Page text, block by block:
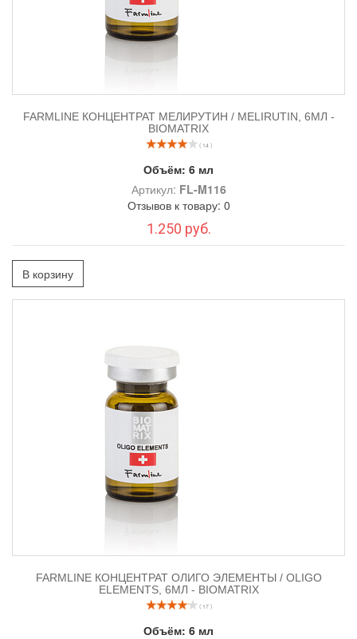
FARMLINE КОНЦЕНТРАТ МЕЛИРУТИН / MELIRUTIN, 6МЛ -
BIOMATRIX
( 14 )
Объём: 6 мл
Артикул: FL-M116
Отзывов к товару: 0
1.250 руб.
В корзину
FARMLINE КОНЦЕНТРАТ ОЛИГО ЭЛЕМЕНТЫ / OLIGO
ELEMENTS, 6МЛ - BIOMATRIX
( 17 )
Объём: 6 мл